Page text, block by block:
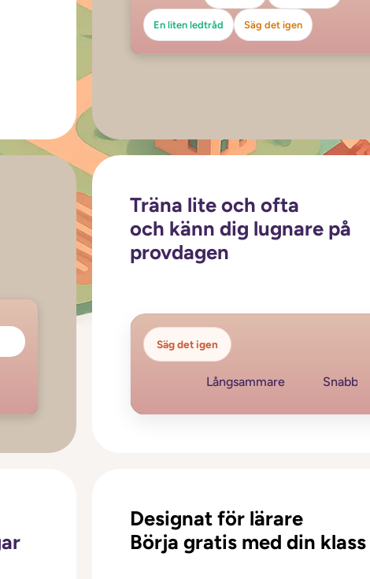
En liten ledtråd Säg det igen
Träna lite och ofta
och känn dig lugnare på
provdagen
Säg det igen
Långsammare Snabbare
Designat för lärare
Börja gratis med din klass